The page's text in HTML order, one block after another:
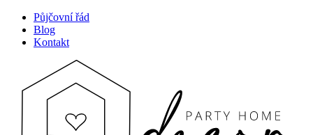
Půjčovní řád
Blog
Kontakt